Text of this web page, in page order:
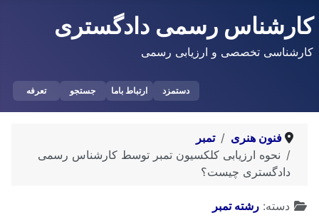
کارشناس رسمی دادگستری
کارشناسی تخصصی و ارزیابی رسمی
دستمزد ارتباط باما جستجو تعرفه
فنون هنری
تمبر
نحوه ارزیابی کلکسیون تمبر توسط کارشناس رسمی
دادگستری چیست؟
توضیحات
دسته: رشته تمبر